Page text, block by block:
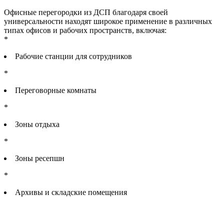
Офисные перегородки из ДСП благодаря своей
универсальности находят широкое применение в различных
типах офисов и рабочих пространств, включая:
*
Рабочие станции для сотрудников
*
Переговорные комнаты
*
Зоны отдыха
*
Зоны ресепшн
*
Архивы и складские помещения